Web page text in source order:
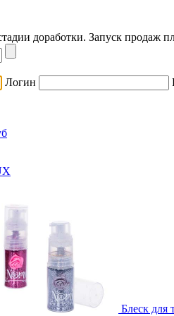
доработки. Запуск продаж
Логин
Блеск для